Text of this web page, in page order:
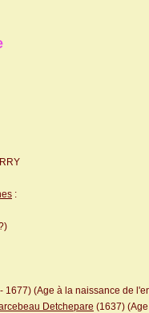
:
1677) (Age à la naissance de
Detchepare (1637)